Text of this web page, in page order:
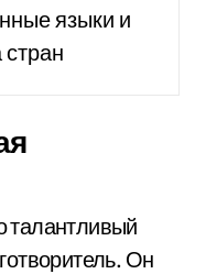
языки и
стран
талантливый
Он